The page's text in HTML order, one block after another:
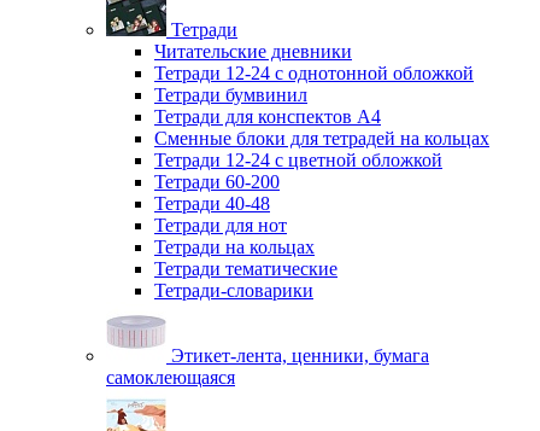
Тетради
Читательские дневники
Тетради 12-24 с однотонной обложкой
Тетради бумвинил
Тетради для конспектов А4
Сменные блоки для тетрадей на кольцах
Тетради 12-24 с цветной обложкой
Тетради 60-200
Тетради 40-48
Тетради для нот
Тетради на кольцах
Тетради тематические
Тетради-словарики
Этикет-лента, ценники, бумага
самоклеющаяся